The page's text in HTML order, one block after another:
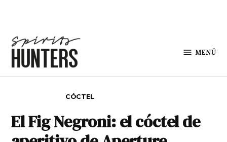
MENÚ
CÓCTEL
El Fig Negroni: el cóctel de